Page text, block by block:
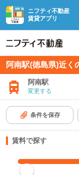
ニフティ不動産
賃貸アプリ
阿南駅(徳島県)近く
阿南駅
変更する
条件を保存
賃料で探す